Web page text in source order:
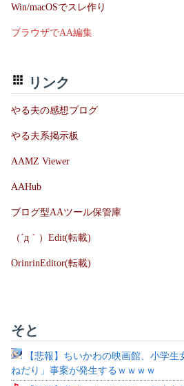
Win/macOSでスレ作り
ブラウザでAA編集
リンク
やる夫の感想ブログ
やる夫系掲示板
AAMZ Viewer
AAHub
ブログ型AAツール保管庫
（´д｀）Edit(転載)
OrinrinEditor(転載)
そと
【悲報】ちいかわの映画館、小学
ねだり」事案が発生するｗｗｗｗ